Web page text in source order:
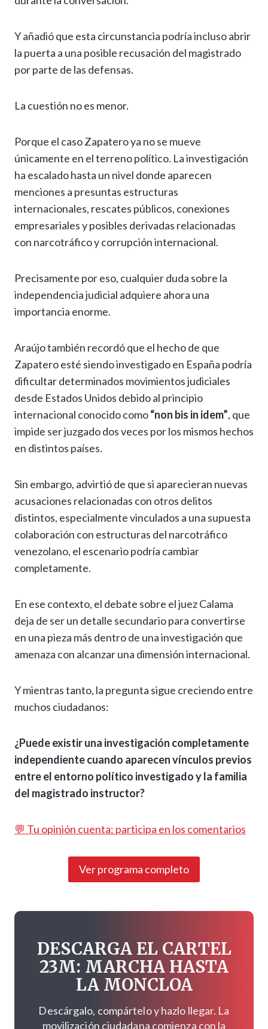
Y añadió que esta circunstancia podría incluso abrir
la puerta a una posible recusación del magistrado
por parte de las defensas.
La cuestión no es menor.
Porque el caso Zapatero ya no se mueve
únicamente en el terreno político. La investigación
ha escalado hasta un nivel donde aparecen
menciones a presuntas estructuras
internacionales, rescates públicos, conexiones
empresariales y posibles derivadas relacionadas
con narcotráfico y corrupción internacional.
Precisamente por eso, cualquier duda sobre la
independencia judicial adquiere ahora una
importancia enorme.
Araújo también recordó que el hecho de que
Zapatero esté siendo investigado en España podría
dificultar determinados movimientos judiciales
desde Estados Unidos debido al principio
internacional conocido como“non bis in idem”, que
impide ser juzgado dos veces por los mismos hechos
en distintos países.
Sin embargo, advirtió de que si aparecieran nuevas
acusaciones relacionadas con otros delitos
distintos, especialmente vinculados a una supuesta
colaboración con estructuras del narcotráfico
venezolano, el escenario podría cambiar
completamente.
En ese contexto, el debate sobre el juez Calama
deja de ser un detalle secundario para convertirse
en una pieza más dentro de una investigación que
amenaza con alcanzar una dimensión internacional.
Y mientras tanto, la pregunta sigue creciendo entre
muchos ciudadanos:
¿Puede existir una investigación completamente
independiente cuando aparecen vínculos previos
entre el entorno político investigado y la familia
del magistrado instructor?
💬 Tu opinión cuenta: participa en los comentarios
Ver programa completo
DESCARGA EL CARTEL
23M: MARCHA HASTA
LA MONCLOA
Descárgalo, compártelo y hazlo llegar. La
movilización ciudadana comienza con la